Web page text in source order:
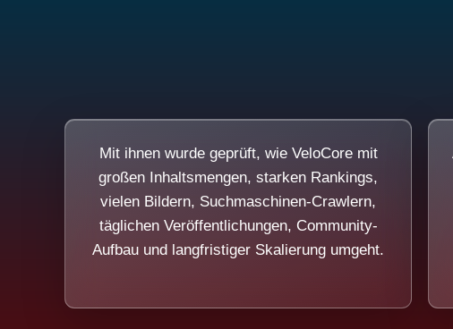
Mit ihnen wurde geprüft, wie VeloCore mit
großen Inhaltsmengen, starken Rankings,
vielen Bildern, Suchmaschinen-Crawlern,
täglichen Veröffentlichungen, Community-
Aufbau und langfristiger Skalierung umgeht.